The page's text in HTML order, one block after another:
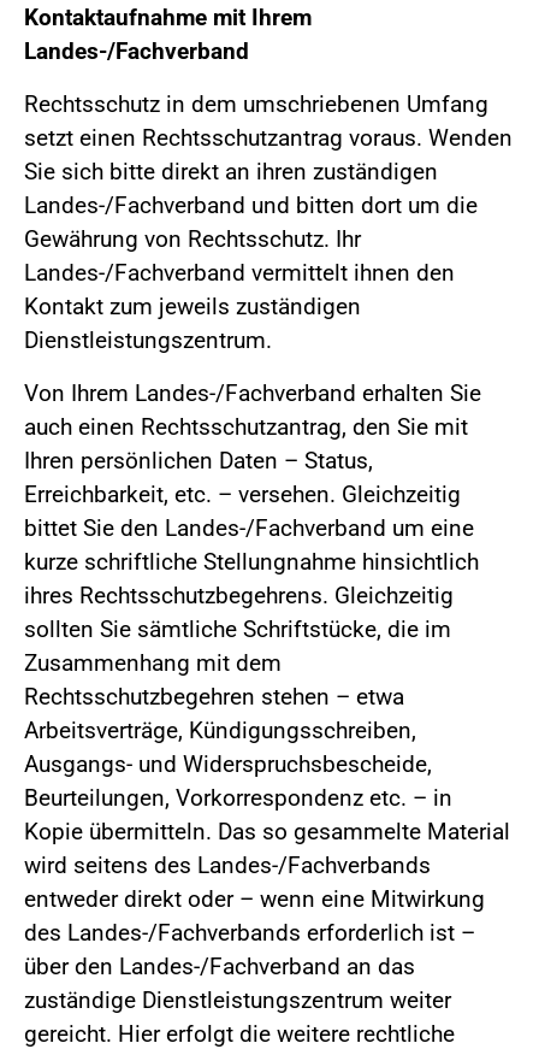
Kontaktaufnahme mit Ihrem
Landes-/Fachverband
Rechtsschutz in dem umschriebenen Umfang
setzt einen Rechtsschutzantrag voraus. Wenden
Sie sich bitte direkt an ihren zuständigen
Landes-/Fachverband und bitten dort um die
Gewährung von Rechtsschutz. Ihr
Landes-/Fachverband vermittelt ihnen den
Kontakt zum jeweils zuständigen
Dienstleistungszentrum.
Von Ihrem Landes-/Fachverband erhalten Sie
auch einen Rechtsschutzantrag, den Sie mit
Ihren persönlichen Daten – Status,
Erreichbarkeit, etc. – versehen. Gleichzeitig
bittet Sie den Landes-/Fachverband um eine
kurze schriftliche Stellungnahme hinsichtlich
ihres Rechtsschutzbegehrens. Gleichzeitig
sollten Sie sämtliche Schriftstücke, die im
Zusammenhang mit dem
Rechtsschutzbegehren stehen – etwa
Arbeitsverträge, Kündigungsschreiben,
Ausgangs- und Widerspruchsbescheide,
Beurteilungen, Vorkorrespondenz etc. – in
Kopie übermitteln. Das so gesammelte Material
wird seitens des Landes-/Fachverbands
entweder direkt oder – wenn eine Mitwirkung
des Landes-/Fachverbands erforderlich ist –
über den Landes-/Fachverband an das
zuständige Dienstleistungszentrum weiter
gereicht. Hier erfolgt die weitere rechtliche